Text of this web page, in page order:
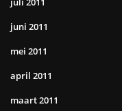
juni 2011
mei 2011
april 2011
maart 2011